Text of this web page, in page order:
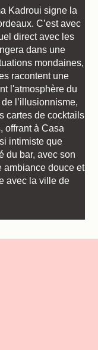
Kadroui signe la
C’est avec
direct avec les
dans une
mondaines,
racontent une
l'atmosphère du
l’illusionnisme,
cartes de cocktails
offrant à Casa
intimiste que
du bar, avec son
ambiance douce et
avec la ville de
Casa